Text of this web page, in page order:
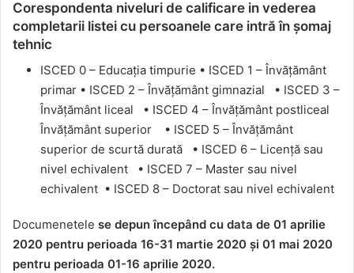
Corespondenta niveluri de calificare in vederea
completarii listei cu persoanele care intră în șomaj
tehnic
ISCED 0 – Educația timpurie • ISCED 1 – Învățământ
primar • ISCED 2 – Învățământ gimnazial • ISCED 3 –
Învățământ liceal • ISCED 4 – Învățământ postliceal
Învățământ superior • ISCED 5 – Învățământ
superior de scurtă durată • ISCED 6 – Licență sau
nivel echivalent • ISCED 7 – Master sau nivel
echivalent • ISCED 8 – Doctorat sau nivel echivalent
Documenetele se depun începând cu data de 01 aprilie
2020 pentru perioada 16-31 martie 2020 și 01 mai 2020
pentru perioada 01-16 aprilie 2020.